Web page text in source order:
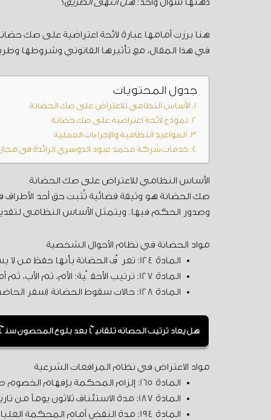
هنا برزت أمامها عبارة لائحة اعتراضية على صك
في هذا المقال، مع تأثيرها القانوني وشروطها
جدول المحتويات
الأساس النظامي للاعتراض على صك الحضانة
نموذج لائحة اعتراضية على صك حضانة
المواعيد النظامية والإجراءات العملية
خدمات شركة محمد عبود الدوسري الرائدة في
الأساس النظامي للاعتراض على صك الحضانة
صك الحضانة هو وثيقة قضائية تُثبت حق أحد الأطراف
وصدور الحكم فيها. ويتمثل الأساس النظامي
مواد الحضانة في نظام الأحوال الشخصية
المادة 124: تعرّف الحضانة بأنها حفظ من لا يستقلّ بنفسه عما يضرّه وتربيته.
المادة 127: ترتيب الأحقّية: الأم، ثم الأب، ثم أمّ الأم مع جواز مخالفة الترتيب لمصلحة المحضون.
المادة 128: حالات سقوط الحضانة (سفر الحاضن دون موافقة، السكوت سنةً كاملة… إلخ).
هل يعاد ترتيب الحضانة تلقائيًّا بعد بلوغ المحضون
مواد الاعتراض في نظام المرافعات الشرعية
المادة 165: إلزام المحكمة بإفهام الخصوم طرق الاعتراض ومواعيدها عند النطق بالحكم.
المادة 187: مدة الاستئناف ثلاثون يوماً من تاريخ تسلّم صورة الصك، وتخفض إلى عشرة أيام في المسائل المستعجلة (النفقة، تسليم الصغير).
المادة 194: مدة النقض أمام المحكمة العليا ثلاثون يوماً (خمسة عشر للمستعجل).